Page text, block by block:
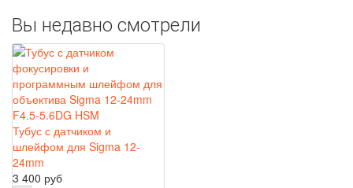
Вы недавно смотрели
Тубус с датчиком и
шлейфом для Sigma 12-
24mm
3 400 руб